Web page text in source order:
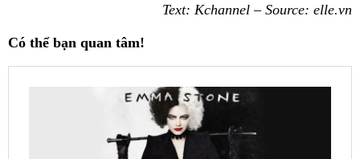
Text: Kchannel – Source: elle.vn
Có thể bạn quan tâm!